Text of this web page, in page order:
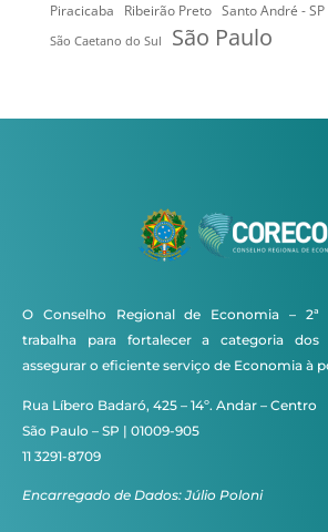
Piracicaba Ribeirão Preto Santo André - SP
São Caetano do Sul
São Paulo
O Conselho Regional de Economia – 2ª
trabalha para fortalecer a categoria dos
assegurar o eficiente serviço de Economia à
Rua Líbero Badaró, 425 – 14º. Andar – Centro
São Paulo – SP | 01009-905
11 3291-8709
Encarregado de Dados: Júlio Poloni